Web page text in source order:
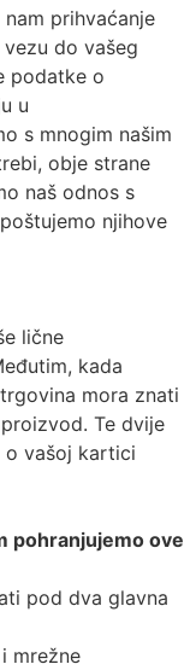
prihvaćanje
do vašeg
podatke o
u
s mnogim našim
obje strane
naš odnos s
njihove
lične
kada
mora znati
Te dvije
o vašoj kartici
pohranjujemo ove
pod dva glavna
mrežne